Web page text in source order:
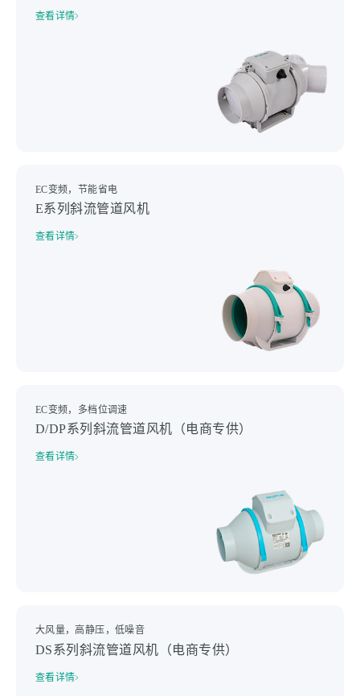
查看详情
EC变频，节能省电
E系列斜流管道风机
查看详情
EC变频，多档位调速
D/DP系列斜流管道风机（电商专供）
查看详情
大风量，高静压，低噪音
DS系列斜流管道风机（电商专供）
查看详情